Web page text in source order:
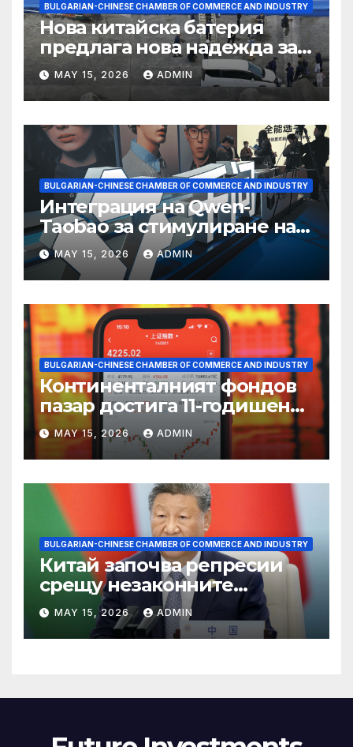
BULGARIAN-CHINESE CHAMBER OF COMMERCE AND INDUSTRY
Нова китайска батерия
предлага нова надежда за
съхранение на водород
MAY 15, 2026 ADMIN
BULGARIAN-CHINESE CHAMBER OF COMMERCE AND INDUSTRY
Интеграция на Qwen-
Taobao за стимулиране на
пазаруването 618
MAY 15, 2026 ADMIN
BULGARIAN-CHINESE CHAMBER OF COMMERCE AND INDUSTRY
Континенталният фондов
пазар достига 11-годишен
връх
MAY 15, 2026 ADMIN
BULGARIAN-CHINESE CHAMBER OF COMMERCE AND INDUSTRY
Китай започва репресии
срещу незаконните
практики в сектора на TCM
MAY 15, 2026 ADMIN